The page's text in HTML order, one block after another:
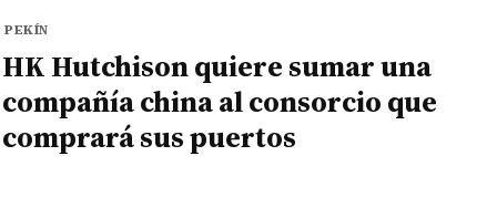
PEKÍN
HK Hutchison quiere sumar una
compañía china al consorcio que
comprará sus puertos